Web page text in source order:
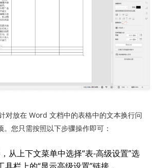
对放在 Word 文档中的表格中的文本换行问
您只需按照以下步骤操作即可：
从上下文菜单中选择“表-高级设置”选